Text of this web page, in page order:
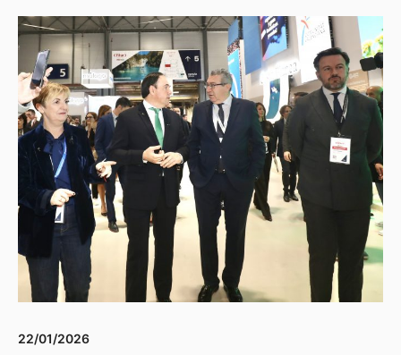
22/01/2026